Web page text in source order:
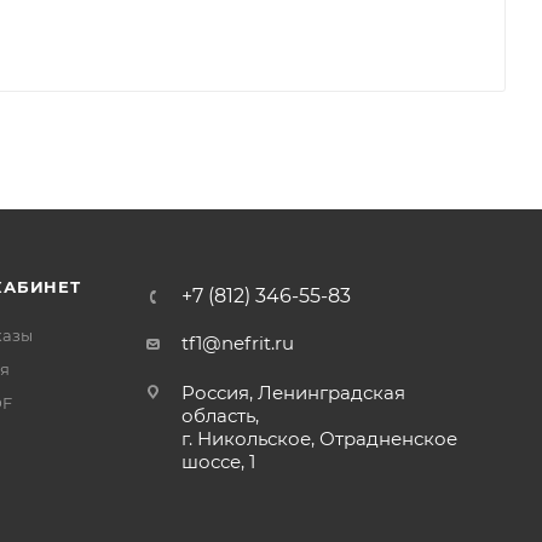
+7 (812) 346-55-83
tf1@nefrit.ru
Россия, Ленинградская
область,
г. Никольское, Отрадненское
шоссе, 1